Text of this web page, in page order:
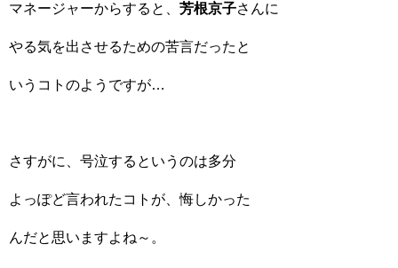
マネージャーからすると、 芳根京子さんに
やる気を出させるための苦言だったと
いうコトのようですが…
さすがに、号泣するというのは多分
よっぽど言われたコトが、悔しかった
んだと思いますよね～。